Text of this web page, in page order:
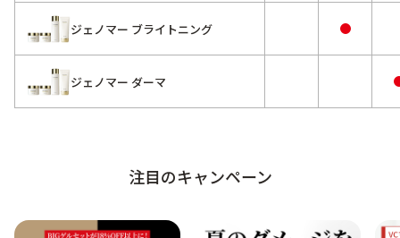
ジェノマー ブライトニング
ジェノマー ダーマ
注目のキャンペーン